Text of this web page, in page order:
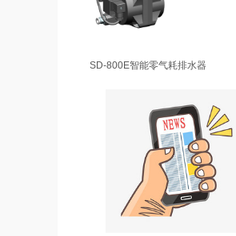
SD-800E智能零气耗排水器
NEWS 新闻资讯